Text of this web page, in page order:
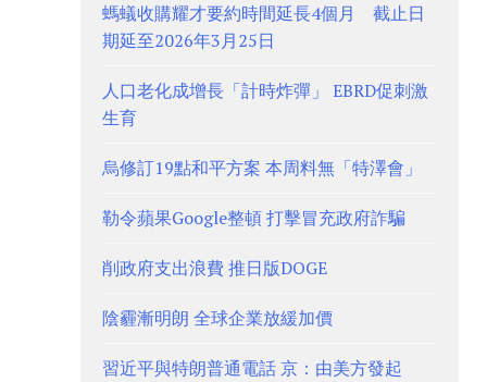
螞蟻收購耀才要約時間延長4個月 截止日
期延至2026年3月25日
人口老化成增長「計時炸彈」 EBRD促刺激
生育
烏修訂19點和平方案 本周料無「特澤會」
勒令蘋果Google整頓 打擊冒充政府詐騙
削政府支出浪費 推日版DOGE
陰霾漸明朗 全球企業放緩加價
習近平與特朗普通電話 京：由美方發起